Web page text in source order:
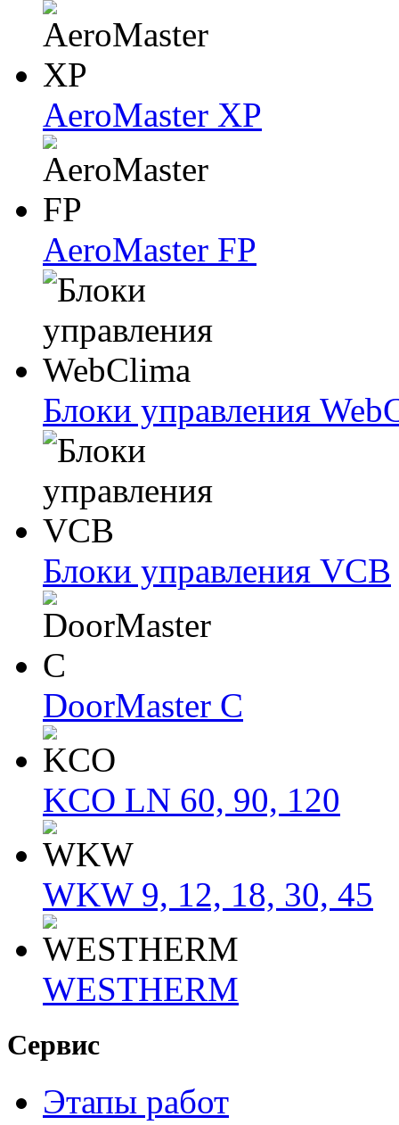
AeroMaster XP
AeroMaster FP
Блоки упрaвлeния
Блоки упрaвлeния VCB
DoorMaster C
KCO LN 60, 90, 120
WKW 9, 12, 18, 30, 45
WESTHERM
Сервис
Этапы работ